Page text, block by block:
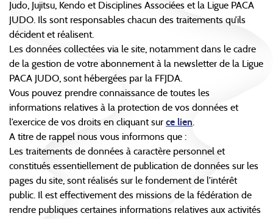
Judo, Jujitsu, Kendo et Disciplines Associées et la Ligue PACA
JUDO. Ils sont responsables chacun des traitements qu’ils
décident et réalisent.
Les données collectées via le site, notamment dans le cadre
de la gestion de votre abonnement à la newsletter de la Ligue
PACA JUDO, sont hébergées par la FFJDA.
Vous pouvez prendre connaissance de toutes les
informations relatives à la protection de vos données et
l’exercice de vos droits en cliquant sur ce lien
A titre de rappel nous vous informons que :
Les traitements de données à caractère personnel et
constitués essentiellement de publication de données sur les
pages du site, sont réalisés sur le fondement de l’intérêt
public. Il est effectivement des missions de la fédération de
rendre publiques certaines informations relatives aux activités